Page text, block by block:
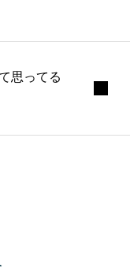
思ってる